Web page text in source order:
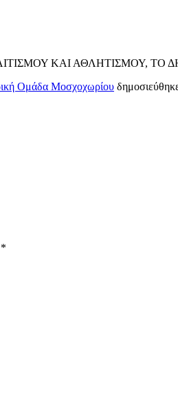
ΚΑΙ ΑΘΛΗΤΙΣΜΟΥ, ΤΟ
Ομάδα Μοσχοχωρίου
*